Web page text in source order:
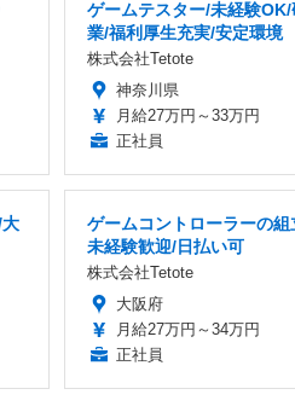
ゲームテスター/未経験
業/福利厚生充実/安定環境
株式会社Tetote
神奈川県
月給27万円～33万円
正社員
ゲームコントローラーの
未経験歓迎/日払い可
株式会社Tetote
大阪府
月給27万円～34万円
正社員